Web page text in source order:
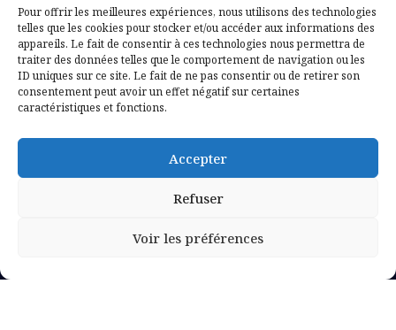
Pour offrir les meilleures expériences, nous utilisons des technologies
telles que les cookies pour stocker et/ou accéder aux informations des
appareils. Le fait de consentir à ces technologies nous permettra de
traiter des données telles que le comportement de navigation ou les
ID uniques sur ce site. Le fait de ne pas consentir ou de retirer son
consentement peut avoir un effet négatif sur certaines
caractéristiques et fonctions.
Accepter
Refuser
Voir les préférences
Mentions légales
Politique de confidentialité